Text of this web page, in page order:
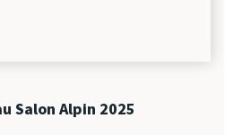
Salon Alpin 2025